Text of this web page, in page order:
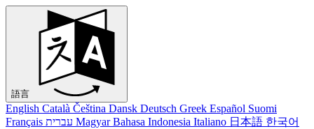
語言
English Català Čeština Dansk Deutsch Greek Español Suomi
Français עברית Magyar Bahasa Indonesia Italiano 日本語 한국어